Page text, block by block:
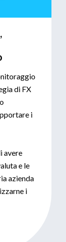
di FX
i
avere
e le
azienda
i